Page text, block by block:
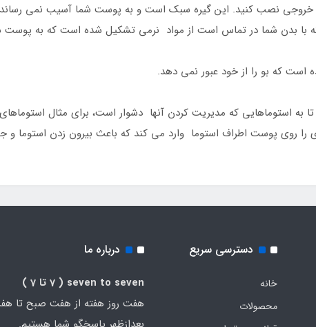
خروجی نصب کنید. این گیره سبک است و به پوست شما آسیب نمی
شما در تماس است از مواد نرمی تشکیل شده است که به پوست
که بو را از خود عبور نمی دهد.
استوماهایی که مدیریت کردن آنها دشوار است، برای مثال
روی پوست اطراف استوما وارد می کند که باعث بیرون زدن استوما
دسترسی سریع
خانه
محصولات
درباره ما
seven to seven ( 7 تا 7 )
هفت روز هفته از هفت صبح تا